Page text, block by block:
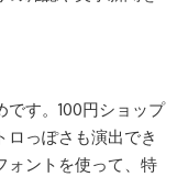
す。100円ショップ
っぽさも演出でき
ォントを使って、特